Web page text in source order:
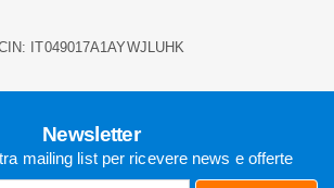
IT049017A1AYWJLUHK
Newsletter
mailing list per ricevere news e offerte